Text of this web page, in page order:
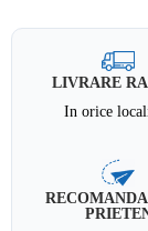
LIVRARE
In orice